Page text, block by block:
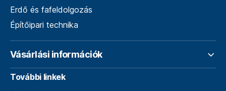
Erdő és fafeldolgozás
Építőipari technika
Vásárlási információk
További linkek